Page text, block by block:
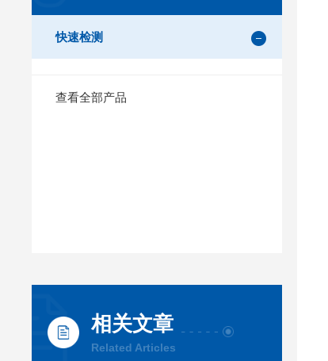
快速检测
查看全部产品
相关文章
Related Articles